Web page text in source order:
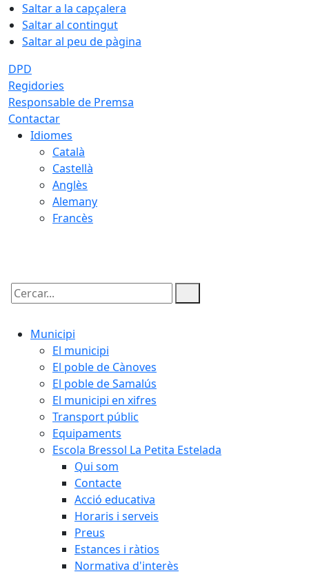
Saltar a la capçalera
Saltar al contingut
Saltar al peu de pàgina
DPD
Regidories
Responsable de Premsa
Contactar
Idiomes
Català
Castellà
Anglès
Alemany
Francès
Cercar:
Municipi
El municipi
El poble de Cànoves
El poble de Samalús
El municipi en xifres
Transport públic
Equipaments
Escola Bressol La Petita Estelada
Qui som
Contacte
Acció educativa
Horaris i serveis
Preus
Estances i ràtios
Normativa d'interès